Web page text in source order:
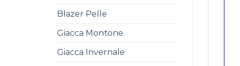
Blazer Pelle
Giacca Montone
Giacca Invernale